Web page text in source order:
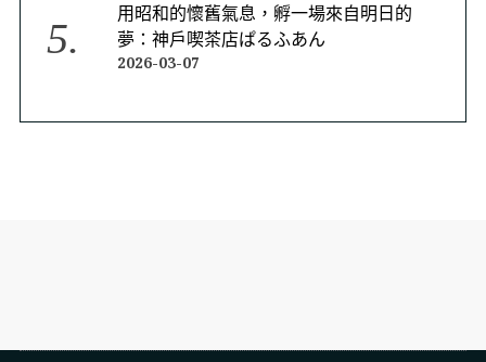
用昭和的懷舊氣息，孵一場來自明日的
夢：神戶喫茶店ぱるふあん
2026-03-07